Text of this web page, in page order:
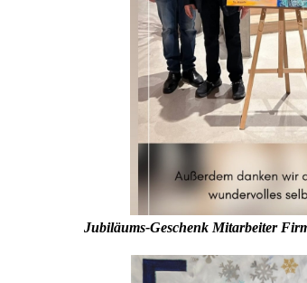
Jubiläums-Geschenk Mitarbeiter